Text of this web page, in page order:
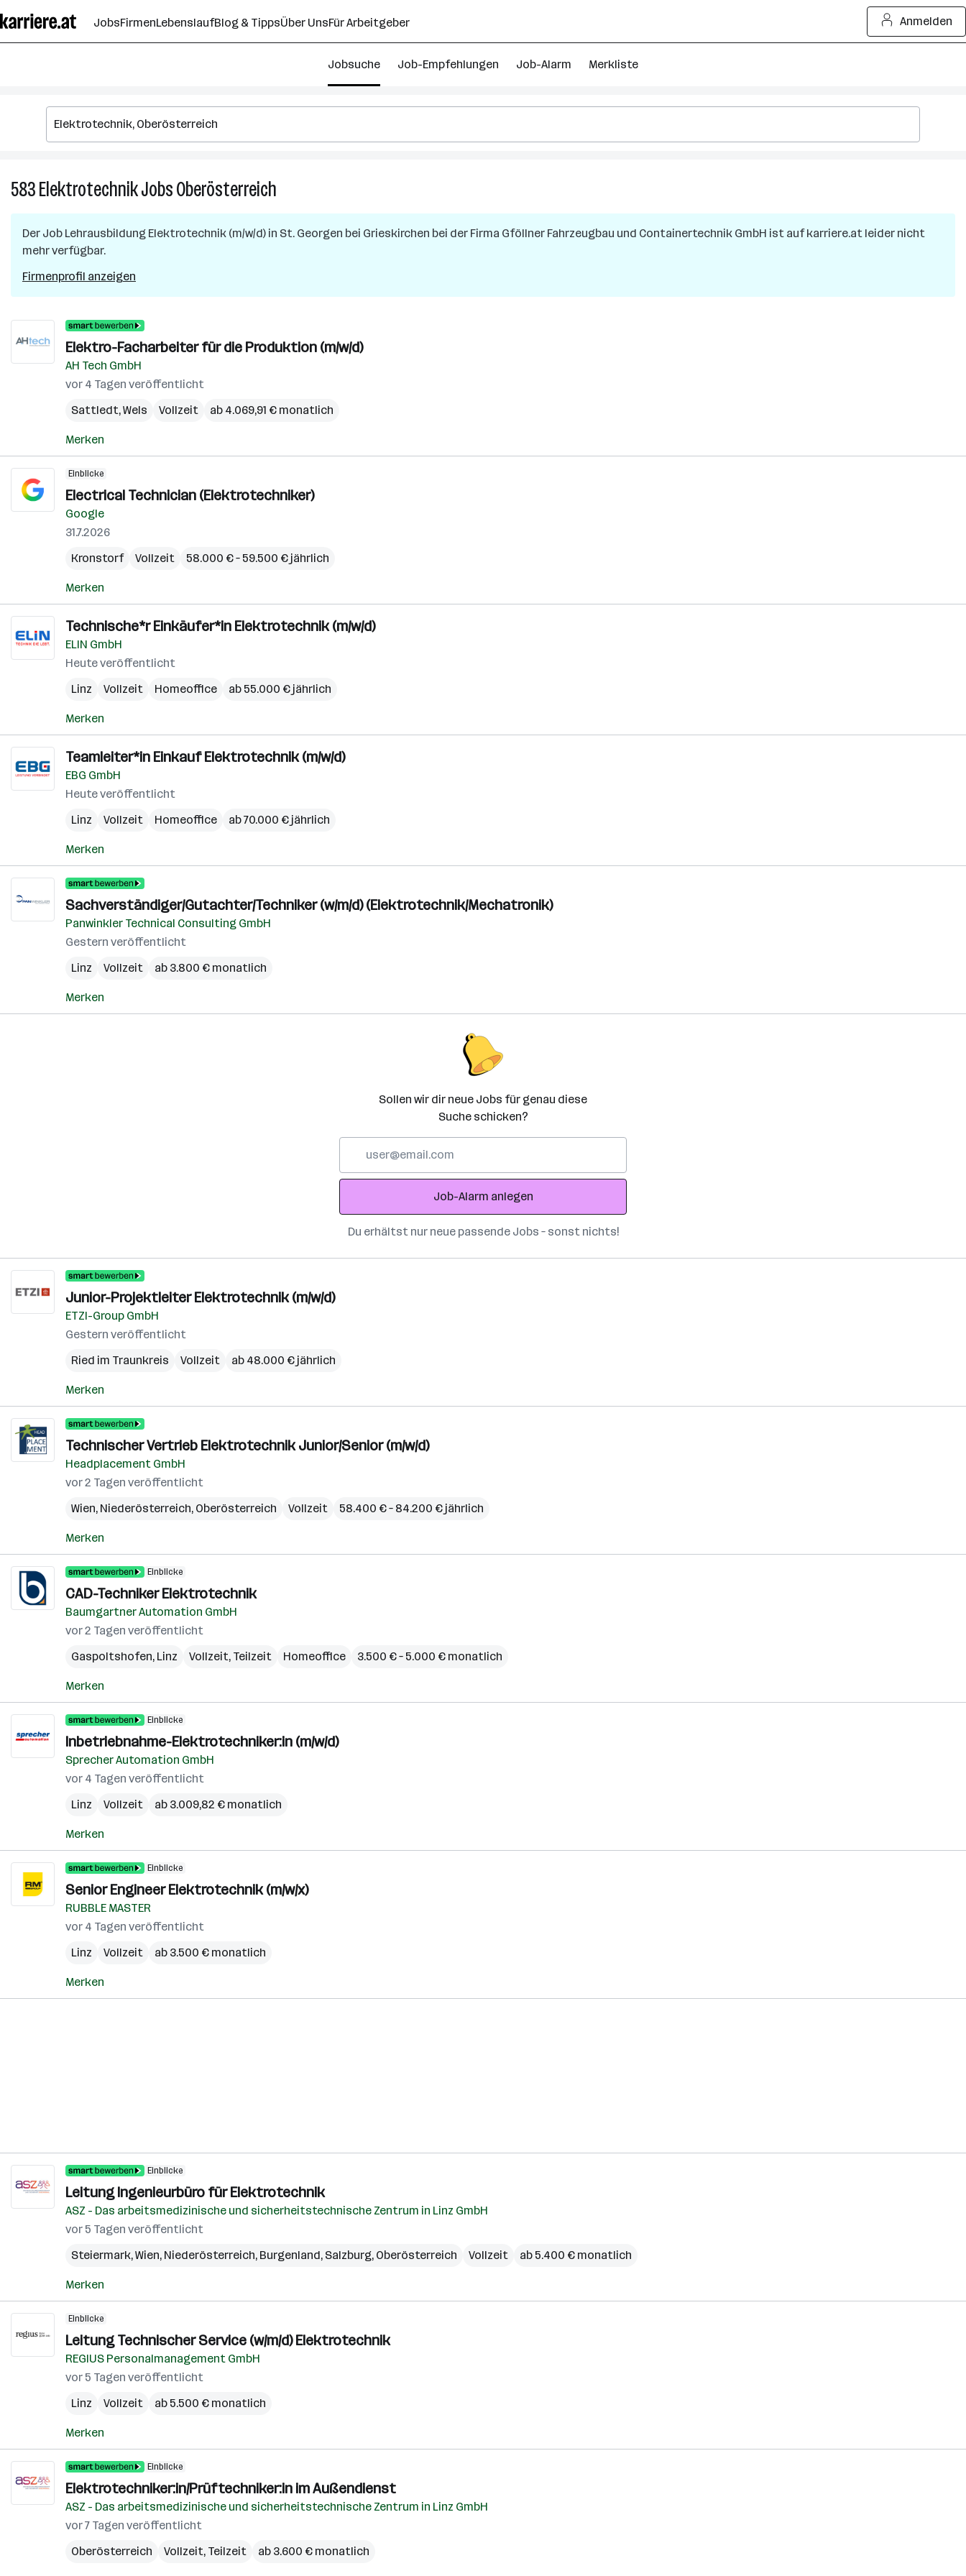
Seiteninhalt
springen
JobsFirmenLebenslaufBlog & TippsÜber UnsFür Arbeitgeber Anmelden
Jobsuche Job-Empfehlungen Job-Alarm Merkliste
583ElektrotechnikJobsOberösterreich
in
Der Job Lehrausbildung Elektrotechnik (m/w/d) in St. Georgen bei Grieskirchen bei der Firma Gföllner Fahrzeugbau und Containertechnik GmbH ist auf karriere.at leider nicht
mehr verfügbar.
Firmenprofil anzeigen
Elektro-Facharbeiter für die Produktion (m/w/d)
AH Tech GmbH
vor 4 Tagen veröffentlicht
Sattledt,Wels Vollzeit ab 4.069,91 € monatlich
Merken
Einblicke
Electrical Technician (Elektrotechniker)
Google
31.7.2026
Kronstorf
Vollzeit 58.000 € – 59.500 € jährlich
Merken
Technische*r Einkäufer*in Elektrotechnik (m/w/d)
ELIN GmbH
Heute veröffentlicht
Linz
Vollzeit Homeoffice ab 55.000 € jährlich
Merken
Teamleiter*in Einkauf Elektrotechnik (m/w/d)
EBG GmbH
Heute veröffentlicht
Linz
Vollzeit Homeoffice ab 70.000 € jährlich
Merken
Sachverständiger/Gutachter/Techniker (w/m/d) (Elektrotechnik/Mechatronik)
Panwinkler Technical Consulting GmbH
Gestern veröffentlicht
Linz
Vollzeit ab 3.800 € monatlich
Merken
Sollen wir dir neue Jobs für genau diese
Suche schicken?
Adresse
Job-Alarm anlegen
Du erhältst nur neue passende Jobs – sonst nichts!
Junior-Projektleiter Elektrotechnik (m/w/d)
ETZI-Group GmbH
Gestern veröffentlicht
Ried im Traunkreis
Vollzeit ab 48.000 € jährlich
Merken
Technischer Vertrieb Elektrotechnik Junior/Senior (m/w/d)
Headplacement GmbH
vor 2 Tagen veröffentlicht
Wien, Niederösterreich, Oberösterreich Vollzeit 58.400 € – 84.200 € jährlich
Merken
Einblicke
CAD-Techniker Elektrotechnik
Baumgartner Automation GmbH
vor 2 Tagen veröffentlicht
Gaspoltshofen, Linz Vollzeit, Teilzeit Homeoffice 3.500 € – 5.000 € monatlich
Merken
Einblicke
Inbetriebnahme-Elektrotechniker:in (m/w/d)
Sprecher Automation GmbH
vor 4 Tagen veröffentlicht
Linz
Vollzeit ab 3.009,82 € monatlich
Merken
Einblicke
Senior Engineer Elektrotechnik (m/w/x)
RUBBLE MASTER
vor 4 Tagen veröffentlicht
Linz
Vollzeit ab 3.500 € monatlich
Merken
Einblicke
Leitung Ingenieurbüro für Elektrotechnik
ASZ - Das arbeitsmedizinische und sicherheitstechnische Zentrum in Linz GmbH
vor 5 Tagen veröffentlicht
Steiermark,Wien, Niederösterreich, Burgenland, Salzburg, Oberösterreich Vollzeit ab 5.400 € monatlich
Merken
Einblicke
Leitung Technischer Service (w/m/d) Elektrotechnik
REGIUS Personalmanagement GmbH
vor 5 Tagen veröffentlicht
Linz
Vollzeit ab 5.500 € monatlich
Merken
Einblicke
Elektrotechniker:in/Prüftechniker:in im Außendienst
ASZ - Das arbeitsmedizinische und sicherheitstechnische Zentrum in Linz GmbH
vor 7 Tagen veröffentlicht
Oberösterreich
Vollzeit, Teilzeit ab 3.600 € monatlich